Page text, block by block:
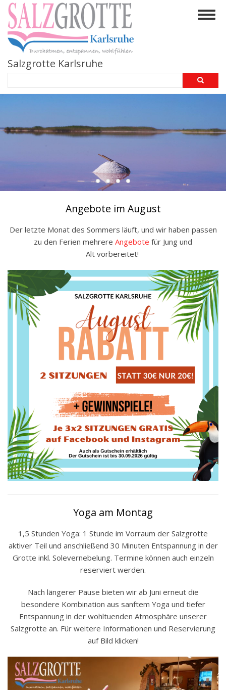
Direkt
zum
Inhalt
Salzgrotte Karlsruhe
Angebote im August
Der letzte Monat des Sommers läuft, und wir haben passen
zu den Ferien mehrere Angebote für Jung und
Alt vorbereitet!
Yoga am Montag
1,5 Stunden Yoga: 1 Stunde im Vorraum der Salzgrotte
aktiver Teil und anschließend 30 Minuten Entspannung in der
Grotte inkl. Solevernebelung. Termine können auch einzeln
reserviert werden.
Nach längerer Pause bieten wir ab Juni erneut die
besondere Kombination aus sanftem Yoga und tiefer
Entspannung in der wohltuenden Atmosphäre unserer
Salzgrotte an. Für weitere Informationen und Reservierung
auf Bild klicken!